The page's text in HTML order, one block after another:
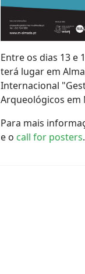
Entre os dias 13 e
terá lugar em
Internacional
Arqueológicos em
Para mais
e o call for posters.